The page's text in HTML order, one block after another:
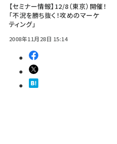
【セミナー情報】12/8（東京）開催！
「不況を勝ち抜く！攻めのマーケ
ティング」
2008年11月28日 15:14